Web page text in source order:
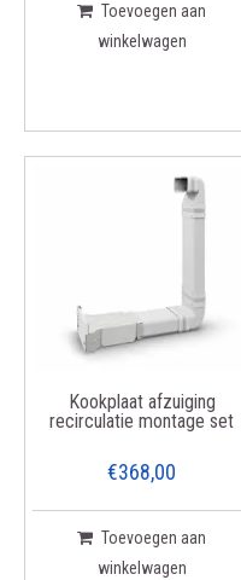
Toevoegen aan
winkelwagen
Kookplaat afzuiging
recirculatie montage set
€368,00
Toevoegen aan
winkelwagen